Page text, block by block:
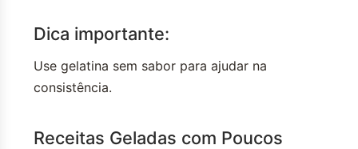
Dica importante:
Use gelatina sem sabor para ajudar na
consistência.
Receitas Geladas com Poucos